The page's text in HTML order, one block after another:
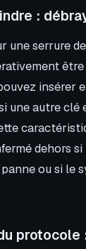
:
une serrure
être
insérer
une autre clé
dehors
ou si le